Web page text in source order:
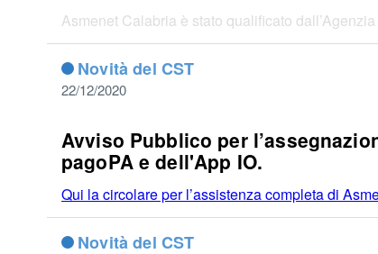
Asmenet Calabria è stato qualificato dall’Agenzia
Novità del CST
22/12/2020
Avviso Pubblico per
pagoPA e dell'App IO.
Qui la circolare per l’assistenza completa di
Novità del CST